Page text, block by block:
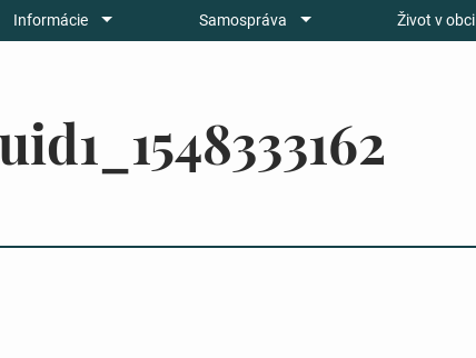
Informácie Samospráva Život v obci